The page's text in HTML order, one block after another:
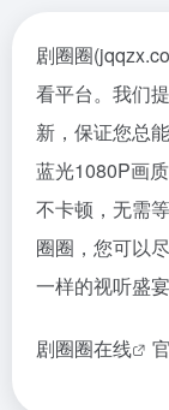
剧圈圈
看平台。我们
新，保证您总
蓝光1080P画
不卡顿，无需
圈圈，您可以
一样的视听盛宴
剧圈圈在线